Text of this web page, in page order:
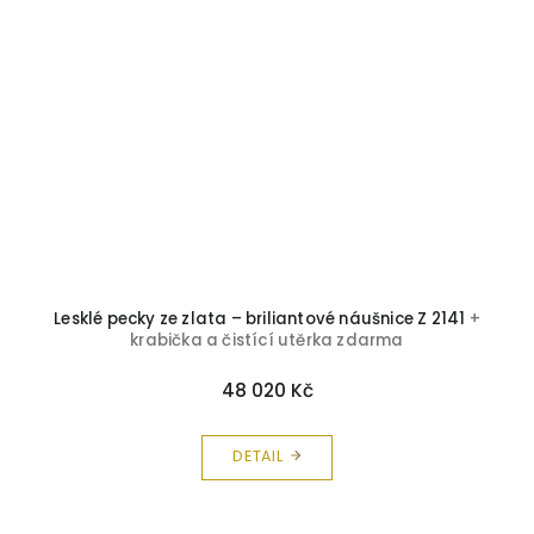
Lesklé pecky ze zlata – briliantové náušnice Z 2141 +
krabička a čistící utěrka zdarma
48 020 Kč
DETAIL